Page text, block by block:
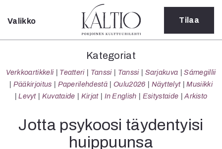
Sulje
Kategoriat
Verkkoartikkeli
Teatteri
Tanssi
Sarjakuva
Sámegillii
Pääkirjoitus
Valikko Tilaa
Kategoriat
Verkkoartikkeli Teatteri Tanssi Tanssi Sarjakuva
Sámegillii
Pääkirjoitus
Paperilehdestä Oulu2026 Näyttelyt
Musiikki
Levyt
Kuvataide Kirjat In English Esitystaide Arkisto
Jotta psykoosi täydentyisi
huippuunsa